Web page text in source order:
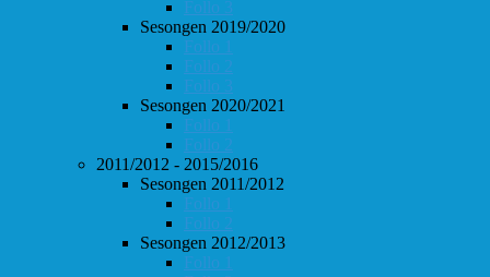
Follo 3
Sesongen 2019/2020
Follo 1
Follo 2
Follo 3
Sesongen 2020/2021
Follo 1
Follo 2
2011/2012 - 2015/2016
Sesongen 2011/2012
Follo 1
Follo 2
Sesongen 2012/2013
Follo 1